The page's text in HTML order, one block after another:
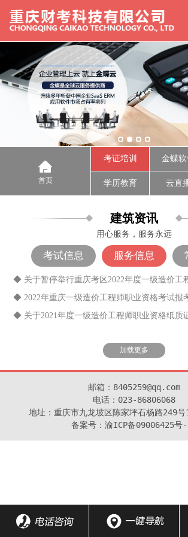
首页
考证培训 金蝶
学历教育 云直
建筑资讯
用心服务，服务永远
考试信息 服务信息
◆ 关于2021年度一级造价工程师职业资格纸质
加载更多
邮箱：8405259@qq.com
电话：023-86806068
地址：重庆市九龙坡区陈家坪石杨路249
备案号：渝ICP备09006425号